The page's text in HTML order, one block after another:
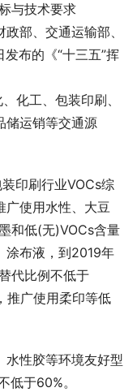
与技术要求
部、交通运输部、
布的《“十三五”挥
化工、包装印刷、
储运销等交通源
印刷行业VOCs综
广使用水性、大豆
和低(无)VOCs含量
涂布液，到2019年
代比例不低于
推广使用柔印等低
水性胶等环境友好型
低于60%。